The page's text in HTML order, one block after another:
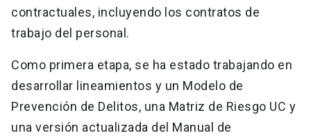
contractuales, incluyendo los contratos de
trabajo del personal.
Como primera etapa, se ha estado trabajando en
desarrollar lineamientos y un Modelo de
Prevención de Delitos, una Matriz de Riesgo UC y
una versión actualizada del Manual de